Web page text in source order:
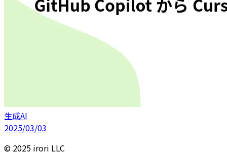
生成AI
2025/03/03
© 2025 irori LLC